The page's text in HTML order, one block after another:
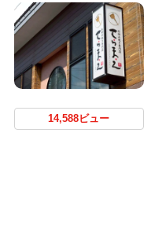
14,588ビュー